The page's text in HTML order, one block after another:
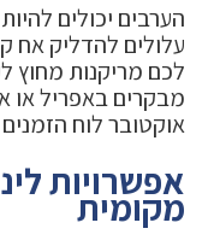
הערבים יכולים
עלולים להדליק אח
לכם מריקנות מחוץ
מבקרים באפריל או
אוקטובר לוח
אפשרויות
מקומית